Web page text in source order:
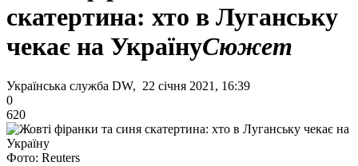
скатертина: хто в Луганську
чекає на УкраїнуСюжет
Українська служба DW, 22 січня 2021, 16:39
0
620
Фото: Reuters